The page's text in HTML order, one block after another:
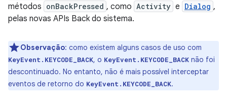
métodos onBackPressed , como Activity e Dialog ,
pelas novas APIs Back do sistema.
Observação: como existem alguns casos de uso com
KeyEvent.KEYCODE_BACK, o KeyEvent.KEYCODE_BACK não foi
descontinuado. No entanto, não é mais possível interceptar
eventos de retorno do KeyEvent.KEYCODE_BACK.